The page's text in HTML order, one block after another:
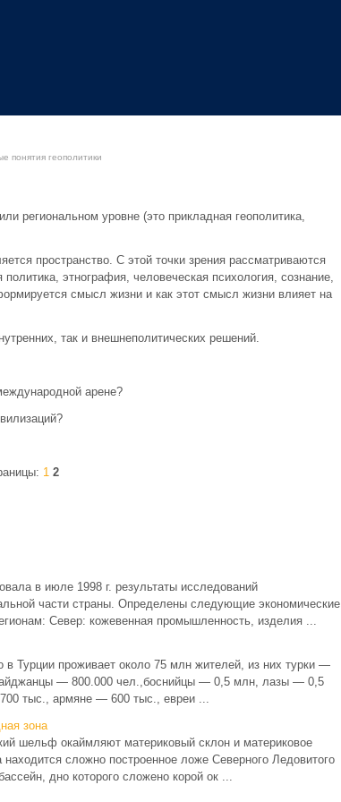
понятия геополитики
региональном уровне (это прикладная геополитика,
пространство. С этой точки зрения рассматриваются
этнография, человеческая психология, сознание,
смысл жизни и как этот смысл жизни влияет на
так и внешнеполитических решений.
арене?
1 2
в июле 1998 г. результаты исследований
части страны. Определены следующие экономические
Север: кожевенная промышленность, изделия ...
Турции проживает около 75 млн жителей, из них турки —
— 800.000 чел.,боснийцы — 0,5 млн, лазы — 0,5
тыс., армяне — 600 тыс., евреи ...
зона
шельф окаймляют материковый склон и материковое
сложно построенное ложе Северного Ледовитого
дно которого сложено корой ок ...